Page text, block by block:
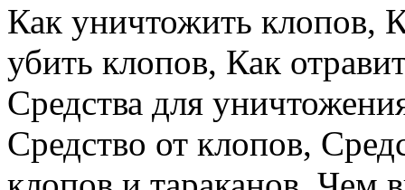
Как уничтожить клопов,
убить клопов, Как
Средства для
Средство от клопов,